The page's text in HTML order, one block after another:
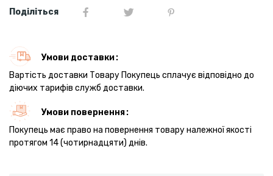
Поділіться
Умови доставки
Вартість доставки Товару Покупець сплачує відповідно до
діючих тарифів служб доставки.
Умови повернення
Покупець має право на повернення товару належної якості
протягом 14 (чотирнадцяти) днів.